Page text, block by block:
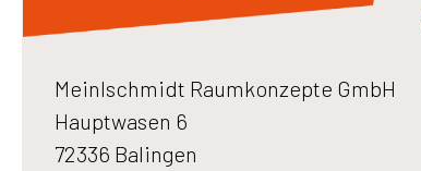
Meinlschmidt Raumkonzepte GmbH
Hauptwasen 6
72336 Balingen